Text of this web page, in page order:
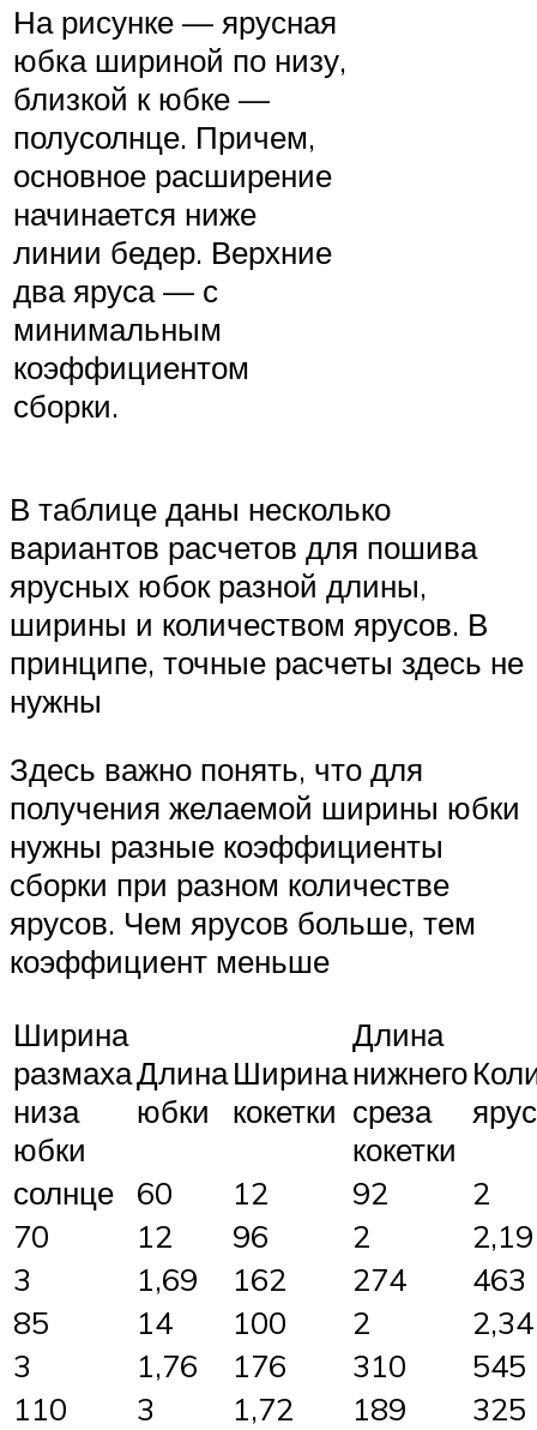
На рисунке — ярусная
юбка шириной по низу,
близкой к юбке —
полусолнце. Причем,
основное расширение
начинается ниже
линии бедер. Верхние
два яруса — с
минимальным
коэффициентом
сборки.
В таблице даны несколько
вариантов расчетов для пошива
ярусных юбок разной длины,
ширины и количеством ярусов. В
принципе, точные расчеты здесь не
нужны
Здесь важно понять, что для
получения желаемой ширины юбки
нужны разные коэффициенты
сборки при разном количестве
ярусов. Чем ярусов больше, тем
коэффициент меньше
Ширина
размаха
низа
юбки
Длина
юбки
Ширина
кокетки
Длина
нижнего
среза
кокетки
солнце 60 12 92
2
70
12 96 2
2,19
3
1,69 162 274
463
85
14 100 2
2,34
3
1,76 176 310
545
110
3 1,72 189
325